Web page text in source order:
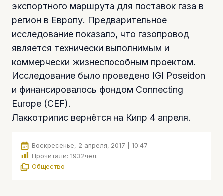
экспортного маршрута для поставок газа в
регион в Европу. Предварительное
исследование показало, что газопровод
является технически выполнимым и
коммерчески жизнеспособным проектом.
Исследование было проведено IGI Poseidon
и финансировалось фондом Connecting
Europe (CEF).
Лаккотрипис вернётся на Кипр 4 апреля.
Воскресенье, 2 апреля, 2017 | 10:47
Прочитали: 1932чел.
Общество